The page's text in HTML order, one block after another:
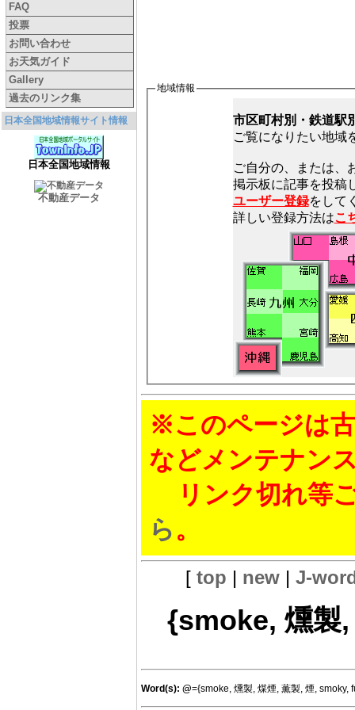
FAQ
投票
お問い合わせ
お天気ガイド
Gallery
過去のリンク集
日本全国地域情報サイト情報
日本全国地域情報
不動産データ
地域情報
市区町村別・鉄道駅
ご覧になりたい地域
ご自分の、または、
ユーザー登録をして
詳しい登録方法はこ
※このページは
などメンテナン
リンク切れ等
ら。
[ top | new| J-
{smoke, 燻製
Word(s): @={smoke, 燻製, 煤煙, 薫製, 煙, smoky,